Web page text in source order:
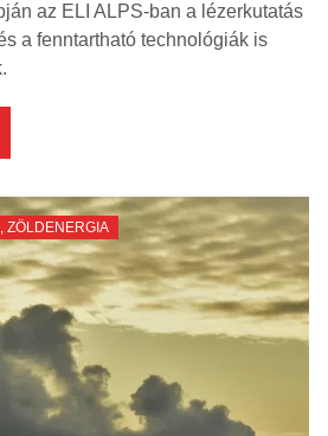
az ELI ALPS-ban a lézerkutatás
a fenntartható technológiák is
, ZÖLDENERGIA